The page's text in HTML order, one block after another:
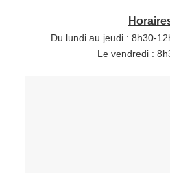
Du lundi au jeudi : 8h30-
Le vendredi :